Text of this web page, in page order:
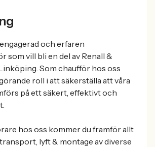
och erfaren
som vill bli en del av Renall &
Som chaufför hos oss
roll i att säkerställa att våra
på ett säkert, effektivt och
hos oss kommer du framför allt
lyft & montage av diverse